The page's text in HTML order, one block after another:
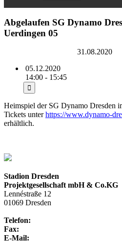
Abgelaufen SG Dynamo
Uerdingen 05
31.08.2020
05.12.2020
14:00 - 15:45
Heimspiel der SG Dynamo Dresden
Tickets unter https://www.dynamo-
erhältlich.
Stadion Dresden
Projektgesellschaft mbH & Co.KG
Lennéstraße 12
01069 Dresden
Telefon:
Fax:
E-Mail: